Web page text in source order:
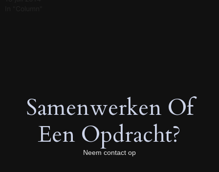
Samenwerken Of
Een Opdracht?
Neem contact op